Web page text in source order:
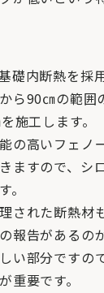
礎内断熱を採
ら90㎝の範囲
施工します。
の高いフェノ
ますので、シ
。
された断熱材
報告があるの
い部分ですの
重要です。